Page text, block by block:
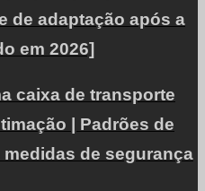
de adaptação após a
em 2026]
caixa de transporte
| Padrões de
medidas de segurança